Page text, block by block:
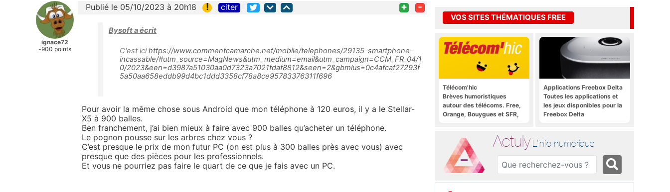
ignace72
-900 points
Publié le 05/10/2023 à 20h18 ! citer + -
Bysoft a écrit
C'est icihttps://www.commentcamarche.net/mobile/telephones/29135-smartphone-
incassable/#utm_source=MagNews&utm_medium=email&utm_campaign=CCM_FR_04/1
0/2023&een=d3987a51030aa0d7323a7021fdaf8812&seen=2&gbmlus=0c4afcaf27293f
5a50aa658eddb99d4bc1ddd3358cf78a8ce95783376311f696
Pour avoir la même chose sous Android que mon téléphone à 120 euros, il y a le Stellar-
X5 à 900 balles.
Ben franchement, j’ai bien mieux à faire avec 900 balles qu’acheter un téléphone.
Le pognon pousse sur les arbres chez vous ?
C’est presque le prix de mon futur PC (on est plus à 300 balles près avec vous) avec
presque que des pièces pour les professionnels.
Et vous ne pourriez pas faire le quart de ce que je fais avec un PC.
VOS SITES THÉMATIQUES FREE
Télécom'hic
Brèves humoristiques
autour des télécoms. Free,
Orange, Bouygues et SFR,
Applications Freebox Delta
Toutes les applications et
les jeux disponibles pour la
Freebox Delta
Actuly L'info numérique